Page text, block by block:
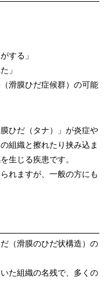
する」
」
滑膜ひだ症候群）の可能
ひだ（タナ）」が炎症や
組織と擦れたり挟み込ま
生じる疾患です。
れますが、一般の方にも
（滑膜のひだ状構造）の
た組織の名残で、多くの